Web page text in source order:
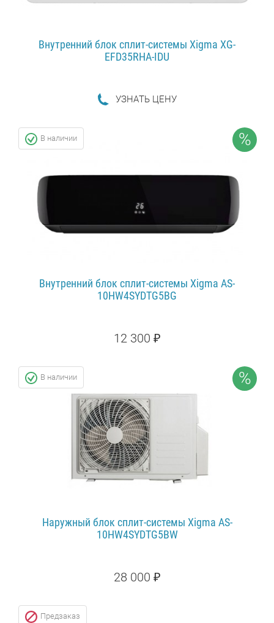
Внутренний блок сплит-системы Xigma XG-
EFD35RHA-IDU
УЗНAТЬ ЦЕНУ
%
В наличии
Внутренний блок сплит-системы Xigma AS-
10HW4SYDTG5BG
12 300 ₽
12 920 ₽
ПОДРОБНЕЕ...
%
В наличии
Наружный блок сплит-системы Xigma AS-
10HW4SYDTG5BW
28 000 ₽
29 400 ₽
Предзаказ